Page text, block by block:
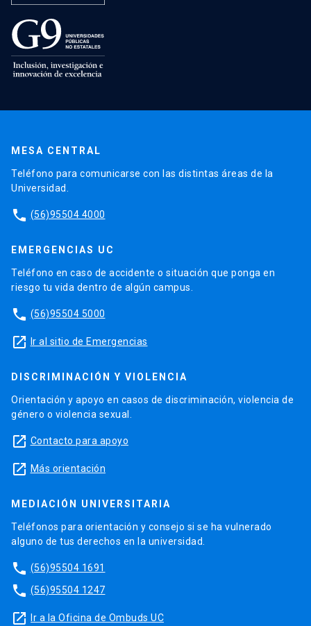
MESA CENTRAL
Teléfono para comunicarse con las distintas áreas de la
Universidad.
phone (56)95504 4000
EMERGENCIAS UC
Teléfono en caso de accidente o situación que ponga en
riesgo tu vida dentro de algún campus.
phone (56)95504 5000
launch Ir al sitio de Emergencias
DISCRIMINACIÓN Y VIOLENCIA
Orientación y apoyo en casos de discriminación, violencia de
género o violencia sexual.
launch Contacto para apoyo
launch Más orientación
MEDIACIÓN UNIVERSITARIA
Teléfonos para orientación y consejo si se ha vulnerado
alguno de tus derechos en la universidad.
phone (56)95504 1691
phone (56)95504 1247
launch Ir a la Oficina de Ombuds UC